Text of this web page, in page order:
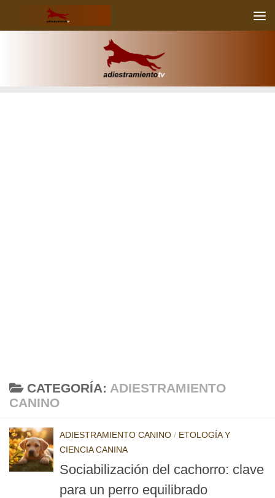
Skip to content
CATEGORÍA: ADIESTRAMIENTO
CANINO
ADIESTRAMIENTO CANINO / ETOLOGÍA Y
CIENCIA CANINA
Sociabilización del cachorro: clave
para un perro equilibrado